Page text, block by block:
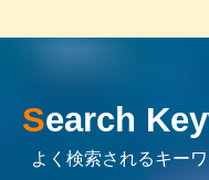
Search
よく検索されるキー